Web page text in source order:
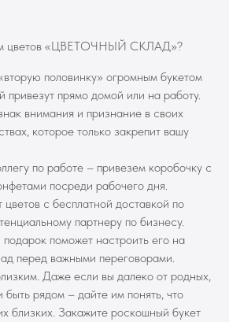
цветов «ЦВЕТОЧНЫЙ СКЛАД»?
половинку» огромным букетом
привезут прямо домой или на работу.
внимания и признание в своих
которое только закрепит вашу
по работе – привезем коробочку с
посреди рабочего дня.
цветов с бесплатной доставкой по
партнеру по бизнесу.
поможет настроить его на
перед важными переговорами.
Даже если вы далеко от родных,
быть рядом – дайте им понять, что
близких. Закажите роскошный букет